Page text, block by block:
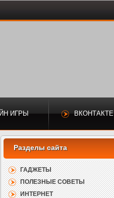
ИГРЫ ВКОНТАКТЕ
ГАДЖЕТЫ
ПОЛЕЗНЫЕ СОВЕТЫ
ИНТЕРНЕТ